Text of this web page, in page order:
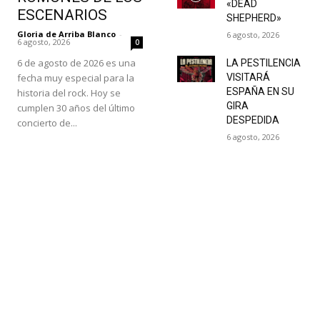
ESCENARIOS
Gloria de Arriba Blanco -
6 agosto, 2026 0
6 de agosto de 2026 es una
fecha muy especial para la
historia del rock. Hoy se
cumplen 30 años del último
concierto de...
«DEAD
SHEPHERD»
6 agosto, 2026
LA PESTILENCIA
VISITARÁ
ESPAÑA EN SU
GIRA
DESPEDIDA
6 agosto, 2026